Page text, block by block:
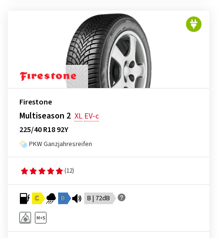
Firestone
Multiseason 2 XL EV-c
225/40 R18 92Y
PKW Ganzjahresreifen
(12)
C B B | 72dB